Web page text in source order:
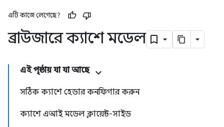
এটি কাজে লেগেছে?
ব্রাউজারে ক্যাশে মডেল
এই পৃষ্ঠায় যা যা আছে
সঠিক ক্যাশে হেডার কনফিগার করুন
ক্যাশে এআই মডেল ক্লায়েন্ট-সাইড